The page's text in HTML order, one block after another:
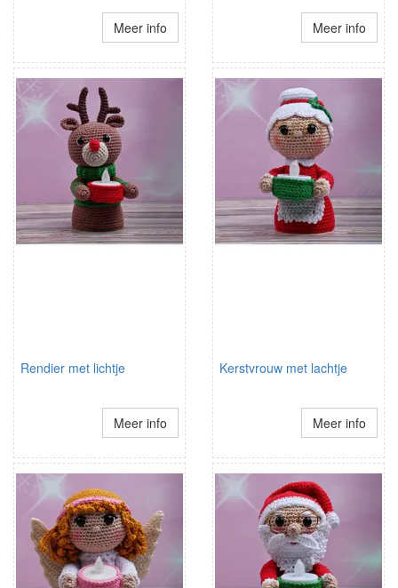
Meer info Meer info
Rendier met lichtje
Meer info
Kerstvrouw met lachtje
Meer info